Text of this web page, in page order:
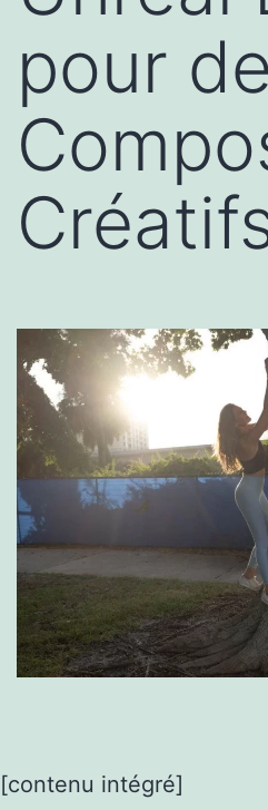
pour
[contenu intégré]